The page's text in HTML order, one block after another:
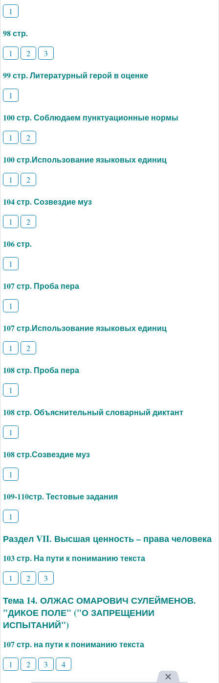
1
98 стр.
1 2 3
99 стр. Литературный герой в оценке
1
100 стр. Соблюдаем пунктуационные нормы
1 2
100 стр.Использование языковых единиц
1 2
104 стр. Созвездие муз
1 2
106 стр.
1
107 стр. Проба пера
1
107 стр.Использование языковых единиц
1 2
108 стр. Проба пера
1
108 стр. Объяснительный словарный диктант
1
108 стр.Созвездие муз
1
109-110стр. Тестовые задания
1
Раздел VII. Высшая ценность – права человека
103 стр. На пути к пониманию текста
1 2 3
Тема 14. ОЛЖАС ОМАРОВИЧ СУЛЕЙМЕНОВ.
"ДИКОЕ ПОЛЕ" ("О ЗАПРЕЩЕНИИ
ИСПЫТАНИЙ")
107 стр. на пути к пониманию текста
1 2 3 4